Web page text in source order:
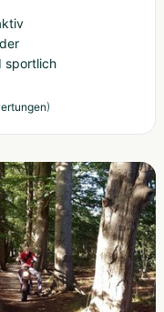
sportlich
)